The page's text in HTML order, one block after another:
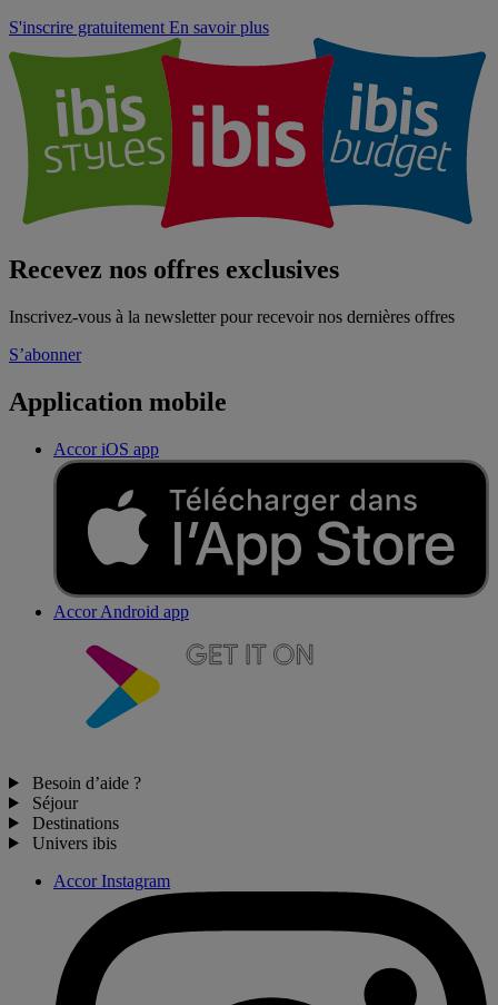
S'inscrire gratuitement En savoir plus
Recevez nos offres exclusives
Inscrivez-vous à la newsletter pour recevoir nos dernières offres
S’abonner
Application mobile
Accor iOS app
Accor Android app
Besoin d’aide ?
Séjour
Destinations
Univers ibis
Accor Instagram